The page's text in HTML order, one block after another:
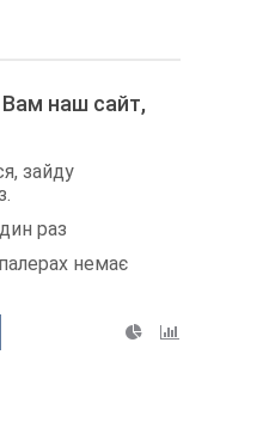
наш сайт,
зайду
раз
немає